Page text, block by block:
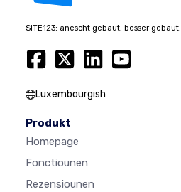
SITE123: anescht gebaut, besser gebaut.
Luxembourgish
Produkt
Homepage
Fonctiounen
Rezensiounen